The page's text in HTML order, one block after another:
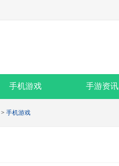
手机游戏 手游资讯
> 手机游戏